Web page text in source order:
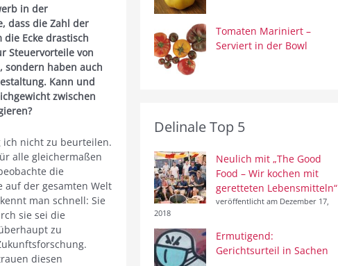
in der
dass die Zahl der
Ecke drastisch
Steuervorteile von
haben auch
Kann und
zwischen
ich nicht zu beurteilen.
alle gleichermaßen
die
auf der gesamten Welt
man schnell: Sie
sie sei die
zu
diesen
Tomaten Mariniert –
Serviert in der Bowl
Delinale Top 5
Neulich mit „The Good
Food – Wir kochen mit
geretteten Lebensmitteln“
veröffentlicht am Dezember 17,
2018
Ermutigend:
Gerichtsurteil in Sachen